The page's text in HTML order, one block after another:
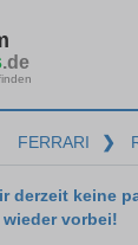
.de
FERRARI ❯
derzeit keine
vorbei!